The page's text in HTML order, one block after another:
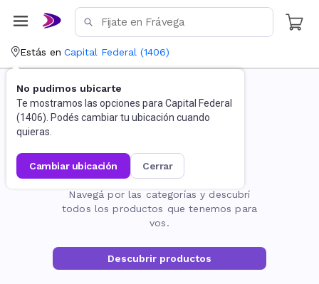
Estás en Capital Federal (1406)
No pudimos ubicarte
Te mostramos las opciones para Capital Federal
(1406). Podés cambiar tu ubicación cuando
quieras.
cambiar ubicación cerrar
La página no existe
Navegá por las categorías y descubrí
todos los productos que tenemos para
vos.
Descubrir productos